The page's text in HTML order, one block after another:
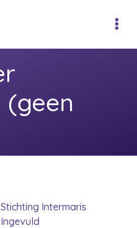
(geen
Stichting Intermaris
Ingevuld